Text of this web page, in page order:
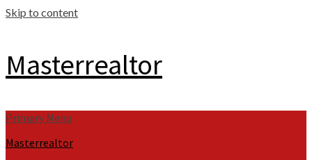
Skip to content
Masterrealtor
Primary Menu
Masterrealtor